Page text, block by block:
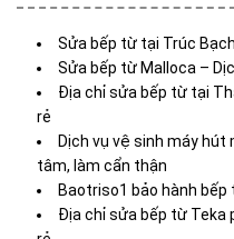
Sửa bếp từ tại Trúc
Sửa bếp từ Malloca –
Địa chỉ sửa bếp từ tại
rẻ
Dịch vụ vệ sinh máy hút
tâm, làm cẩn thận
Baotriso1 bảo hành
Địa chỉ sửa bếp từ Teka